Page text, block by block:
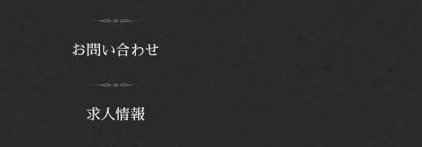
お問い合わせ
求人情報